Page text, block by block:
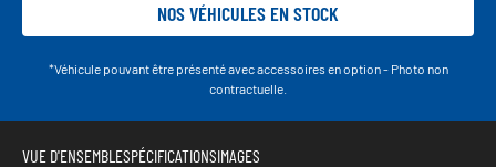
NOS VÉHICULES EN STOCK
*Véhicule pouvant être présenté avec accessoires en option - Photo non
contractuelle.
VUE D'ENSEMBLESPÉCIFICATIONSIMAGES